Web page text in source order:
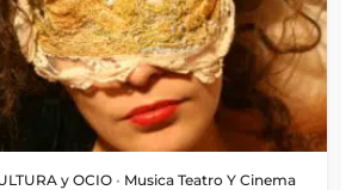
y OCIO • Musica Teatro Y Cinema